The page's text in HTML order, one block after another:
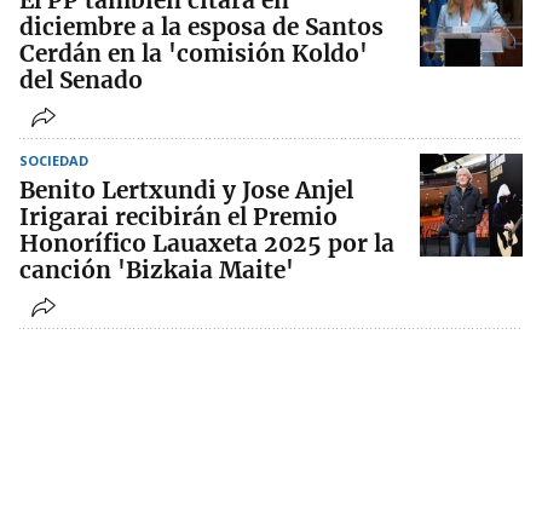
diciembre a la esposa de Santos
Cerdán en la 'comisión Koldo'
del Senado
SOCIEDAD
Benito Lertxundi y Jose Anjel
Irigarai recibirán el Premio
Honorífico Lauaxeta 2025 por la
canción 'Bizkaia Maite'